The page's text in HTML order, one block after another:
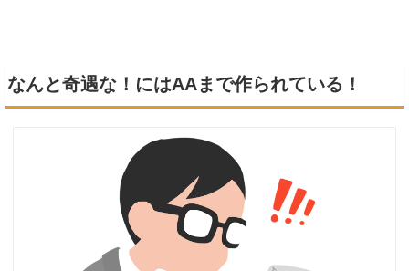
なんと奇遇な！にはAAまで作られている！